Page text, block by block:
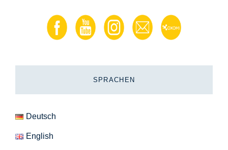
SPRACHEN
Deutsch
English